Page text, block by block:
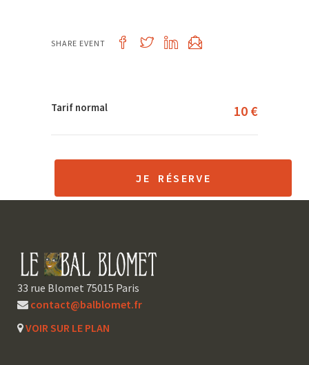
SHARE EVENT
Tarif normal 10 €
JE RÉSERVE
33 rue Blomet 75015 Paris
contact@balblomet.fr
VOIR SUR LE PLAN